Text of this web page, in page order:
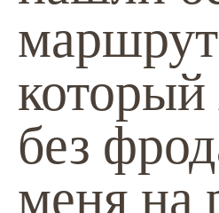
который
без
меня на